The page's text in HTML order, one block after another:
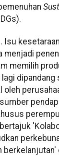
Isu
menjadi
memilih
dipandang
oleh
berkelanjutan'